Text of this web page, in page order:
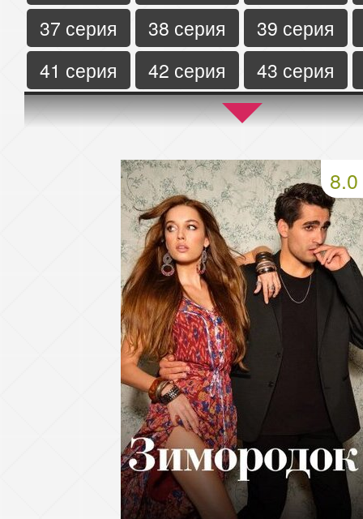
37 серия
38 серия
39 серия
41 серия
42 серия
43 серия
45 серия
46 серия
47 серия
50 серия
51 серия
54 серия
55 серия
58 серия
59 серия
62 серия
63 серия
66 серия
67 серия
70 серия
71 серия
74 серия
75 серия
78 серия
79 серия
82 серия
83 серия
8.0